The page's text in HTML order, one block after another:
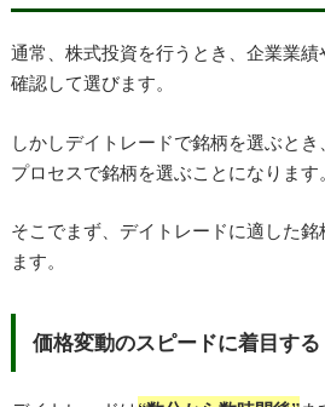
通常、株式投資を行うとき、企業業
確認して選びます。
しかしデイトレードで銘柄を選ぶと
プロセスで銘柄を選ぶことになります。
そこでまず、デイトレードに適した
ます。
価格変動のスピードに着目する